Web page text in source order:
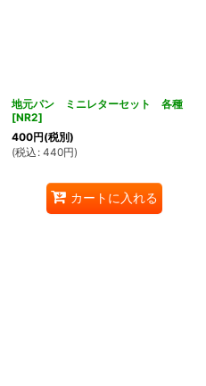
地元パン ミニレターセット 各種
[NR2]
400円(税別)
(税込 : 440円)
カートに入れる